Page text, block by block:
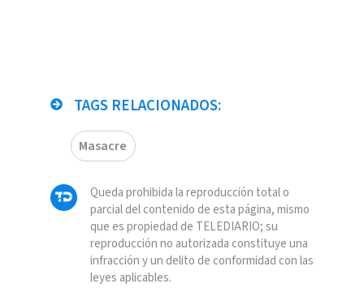
TAGS RELACIONADOS:
Masacre
Queda prohibida la reproducción total o
parcial del contenido de esta página, mismo
que es propiedad de TELEDIARIO; su
reproducción no autorizada constituye una
infracción y un delito de conformidad con las
leyes aplicables.